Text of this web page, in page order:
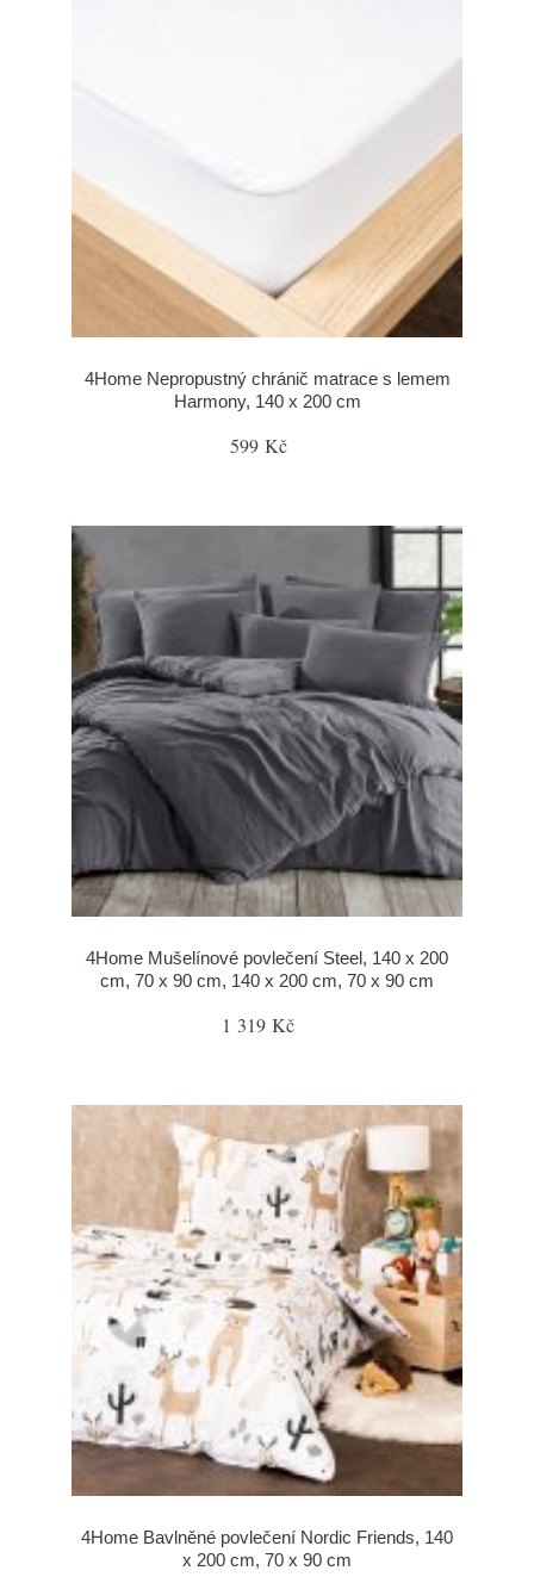
4Home Nepropustný chránič matrace s lemem
Harmony, 140 x 200 cm
599 Kč
4Home Mušelínové povlečení Steel, 140 x 200
cm, 70 x 90 cm, 140 x 200 cm, 70 x 90 cm
1 319 Kč
4Home Bavlněné povlečení Nordic Friends, 140
x 200 cm, 70 x 90 cm